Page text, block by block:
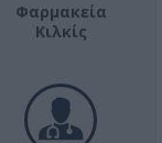
Φαρμακεία
Κιλκίς